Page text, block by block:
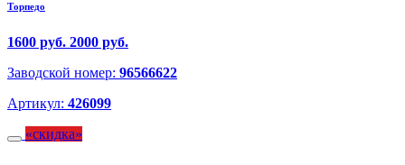
Торпедо
1600 руб. 2000 руб.
Заводской номер: 96566622
Артикул: 426099
скидка